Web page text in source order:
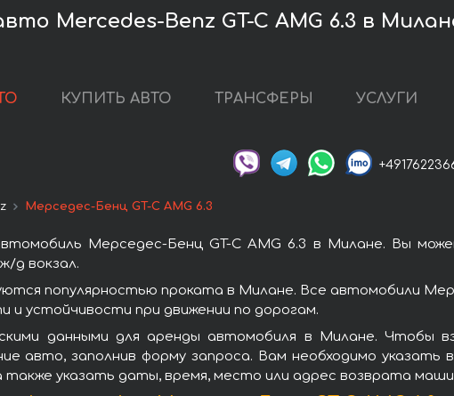
Mercedes-Benz GT-C AMG 6.3 в
КУПИТЬ АВТО ТРАНСФЕРЫ УСЛУГИ
Мерседес-Бенц GT-C AMG 6.3
Мерседес-Бенц GT-C AMG 6.3 в Милане. Вы
д вокзал.
популярностью проката в Милане. Все автомобили
устойчивости при движении по дорогам.
данными для аренды автомобиля в Милане. Чтобы
авто, заполнив форму запроса. Вам необходимо
указать даты, время, место или адрес возврата